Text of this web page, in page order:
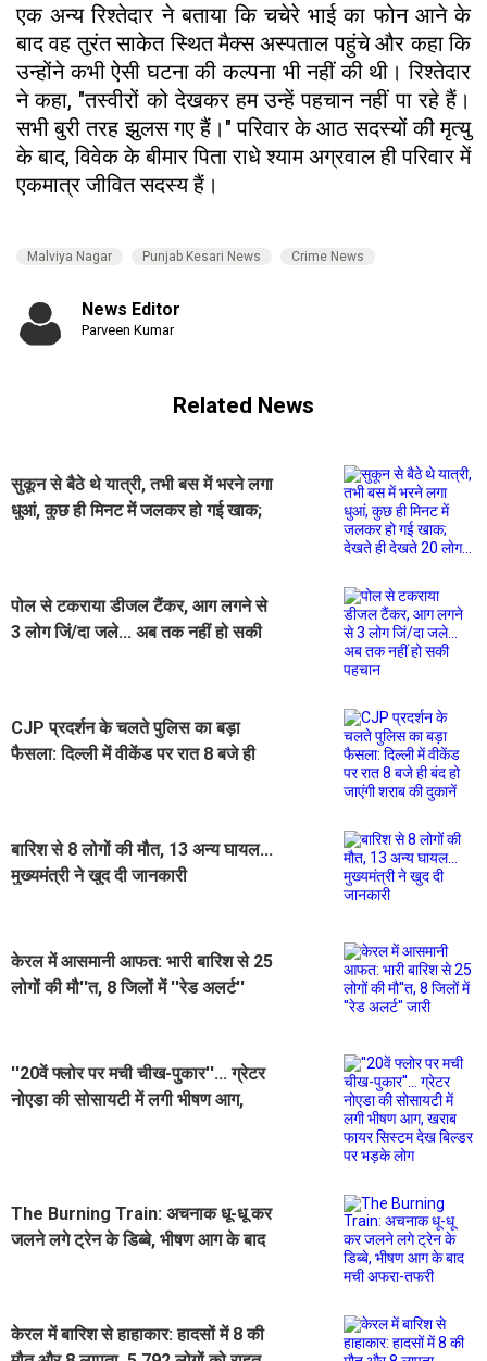
एक अन्य रिश्तेदार ने बताया कि चचेरे भाई का फोन आने के
बाद वह तुरंत साकेत स्थित मैक्स अस्पताल पहुंचे और कहा कि
उन्होंने कभी ऐसी घटना की कल्पना भी नहीं की थी। रिश्तेदार
ने कहा, "तस्वीरों को देखकर हम उन्हें पहचान नहीं पा रहे हैं।
सभी बुरी तरह झुलस गए हैं।" परिवार के आठ सदस्यों की मृत्यु
के बाद, विवेक के बीमार पिता राधे श्याम अग्रवाल ही परिवार में
एकमात्र जीवित सदस्य हैं।
Malviya Nagar Punjab Kesari News Crime News
News Editor
Parveen Kumar
Related News
सुकून से बैठे थे यात्री, तभी बस में भरने लगा
धुआं, कुछ ही मिनट में जलकर हो गई खाक;
पोल से टकराया डीजल टैंकर, आग लगने से
3 लोग जिं/दा जले... अब तक नहीं हो सकी
CJP प्रदर्शन के चलते पुलिस का बड़ा
फैसला: दिल्ली में वीकेंड पर रात 8 बजे ही
बारिश से 8 लोगों की मौत, 13 अन्य घायल...
मुख्यमंत्री ने खुद दी जानकारी
केरल में आसमानी आफत: भारी बारिश से 25
लोगों की मौ''त, 8 जिलों में ''रेड अलर्ट''
''20वें फ्लोर पर मची चीख-पुकार''... ग्रेटर
नोएडा की सोसायटी में लगी भीषण आग,
The Burning Train: अचनाक धू-धू कर
जलने लगे ट्रेन के डिब्बे, भीषण आग के बाद
केरल में बारिश से हाहाकार: हादसों में 8 की